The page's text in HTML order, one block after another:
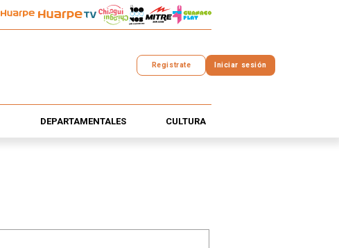
Registrate Iniciar sesión
DEPARTAMENTALES CULTURA